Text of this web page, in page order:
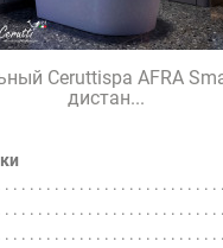
Ceruttispa AFRA
дистан...